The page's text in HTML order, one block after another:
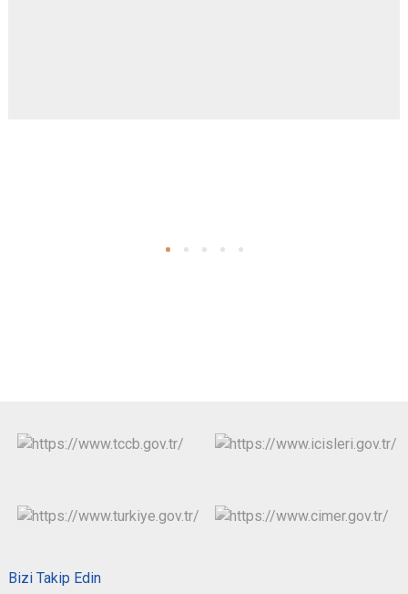
Bizi Takip Edin